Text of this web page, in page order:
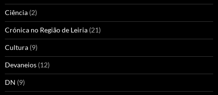
Ciência (2)
Crónica no Região de Leiria (21)
Cultura (9)
Devaneios (12)
DN (9)